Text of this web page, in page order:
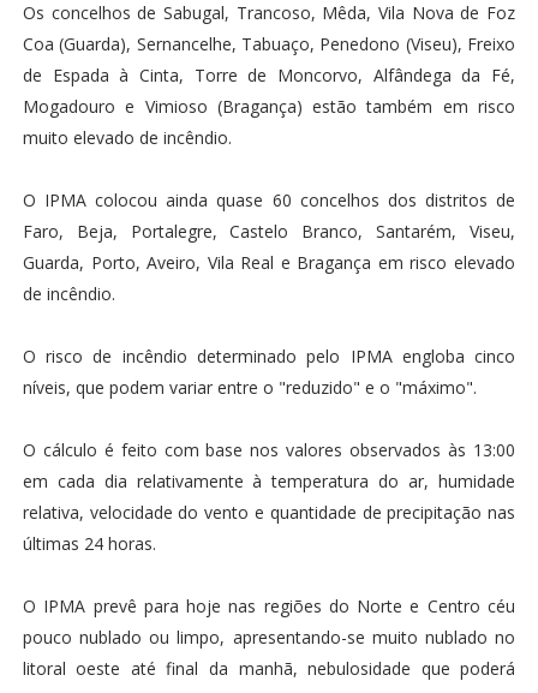
Os concelhos de Sabugal, Trancoso, Mêda, Vila Nova de Foz
Coa (Guarda), Sernancelhe, Tabuaço, Penedono (Viseu), Freixo
de Espada à Cinta, Torre de Moncorvo, Alfândega da Fé,
Mogadouro e Vimioso (Bragança) estão também em risco
muito elevado de incêndio.
O IPMA colocou ainda quase 60 concelhos dos distritos de
Faro, Beja, Portalegre, Castelo Branco, Santarém, Viseu,
Guarda, Porto, Aveiro, Vila Real e Bragança em risco elevado
de incêndio.
O risco de incêndio determinado pelo IPMA engloba cinco
níveis, que podem variar entre o "reduzido" e o "máximo".
O cálculo é feito com base nos valores observados às 13:00
em cada dia relativamente à temperatura do ar, humidade
relativa, velocidade do vento e quantidade de precipitação nas
últimas 24 horas.
O IPMA prevê para hoje nas regiões do Norte e Centro céu
pouco nublado ou limpo, apresentando-se muito nublado no
litoral oeste até final da manhã, nebulosidade que poderá